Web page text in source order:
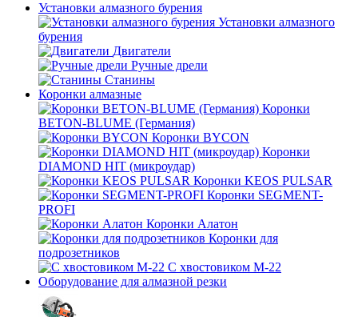
Установки алмазного бурения
Установки алмазного
бурения
Двигатели
Ручные дрели
Станины
Коронки алмазные
Коронки
BETON-BLUME (Германия)
Коронки BYCON
Коронки
DIAMOND HIT (микроудар)
Коронки KEOS PULSAR
Коронки SEGMENT-
PROFI
Коронки Алатон
Коронки для
подрозетников
С хвостовиком М-22
Оборудование для алмазной резки